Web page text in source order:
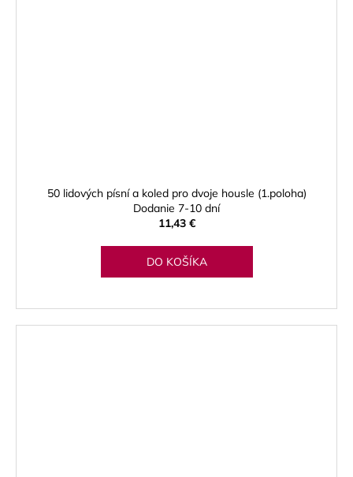
50 lidových písní a koled pro dvoje housle (1.poloha)
Dodanie 7-10 dní
11,43 €
DO KOŠÍKA